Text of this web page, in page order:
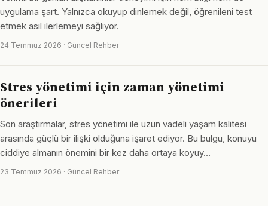
uygulama şart. Yalnızca okuyup dinlemek değil, öğrenileni test
etmek asıl ilerlemeyi sağlıyor.
24 Temmuz 2026 · Güncel Rehber
Stres yönetimi için zaman yönetimi
önerileri
Son araştırmalar, stres yönetimi ile uzun vadeli yaşam kalitesi
arasında güçlü bir ilişki olduğuna işaret ediyor. Bu bulgu, konuyu
ciddiye almanın önemini bir kez daha ortaya koyuy…
23 Temmuz 2026 · Güncel Rehber